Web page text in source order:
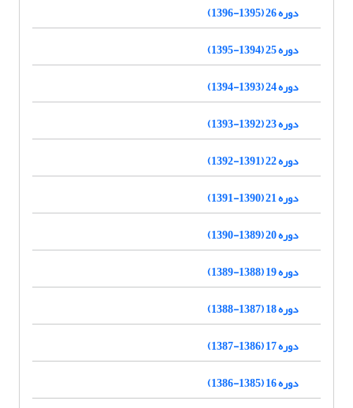
دوره 26 (1395-1396)
دوره 25 (1394-1395)
دوره 24 (1393-1394)
دوره 23 (1392-1393)
دوره 22 (1391-1392)
دوره 21 (1390-1391)
دوره 20 (1389-1390)
دوره 19 (1388-1389)
دوره 18 (1387-1388)
دوره 17 (1386-1387)
دوره 16 (1385-1386)